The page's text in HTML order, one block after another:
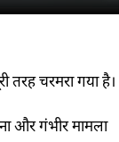
तरह चरमरा गया है।
और गंभीर मामला